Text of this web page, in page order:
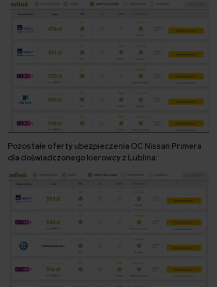
Pozostałe oferty ubezpieczenia OC Nissan Primera
dla doświadczonego kierowcy z Lublina: